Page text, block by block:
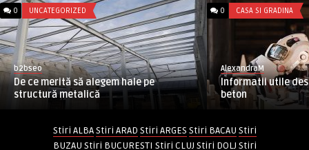
0 UNCATEGORIZED
b2bseo
De ce merită să alegem hale pe
structură metalică
0 CASA SI GRADINA
AlexandraM
Informatii utile
beton
Stiri ALBA Stiri ARAD Stiri ARGES Stiri BACAU Stiri
BUZAU Stiri BUCURESTI Stiri CLUJ Stiri DOLJ Stiri